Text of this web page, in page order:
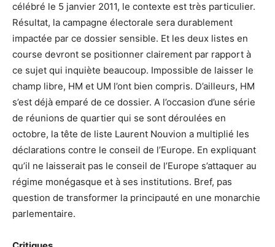
célébré le 5 janvier 2011, le contexte est très particulier.
Résultat, la campagne électorale sera durablement
impactée par ce dossier sensible. Et les deux listes en
course devront se positionner clairement par rapport à
ce sujet qui inquiète beaucoup. Impossible de laisser le
champ libre, HM et UM l’ont bien compris. D’ailleurs, HM
s’est déjà emparé de ce dossier. A l’occasion d’une série
de réunions de quartier qui se sont déroulées en
octobre, la tête de liste Laurent Nouvion a multiplié les
déclarations contre le conseil de l’Europe. En expliquant
qu’il ne laisserait pas le conseil de l’Europe s’attaquer au
régime monégasque et à ses institutions. Bref, pas
question de transformer la principauté en une monarchie
parlementaire.